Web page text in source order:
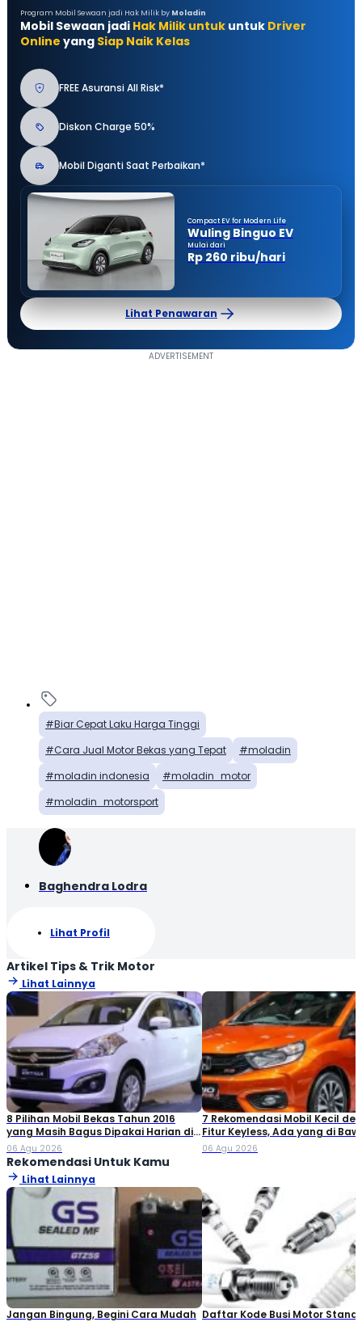
Program Mobil Sewaan jadi Hak Milik by Moladin
Mobil Sewaan jadi Hak Milik untuk untuk Driver
Online yang Siap Naik Kelas
FREE Asuransi All Risk*
Diskon Charge 50%
Mobil Diganti Saat Perbaikan*
Compact EV for Modern Life
Wuling Binguo EV
Mulai dari
Rp 260 ribu/hari
Lihat Penawaran
Biar Cepat Laku Harga Tinggi
Cara Jual Motor Bekas yang Tepat
moladin
moladin indonesia
moladin_motor
moladin_motorsport
Baghendra Lodra
Lihat Profil
Artikel Tips & Trik Motor
Lihat Lainnya
8 Pilihan Mobil Bekas Tahun 2016
yang Masih Bagus Dipakai Harian di
2026
06 Agu 2026
7 Rekomendasi Mobil Kecil
Fitur Keyless, Ada yang di
Rp80 Juta!
06 Agu 2026
Rekomendasi Untuk Kamu
Lihat Lainnya
Jangan Bingung, Begini Cara Mudah Daftar Kode Busi Motor